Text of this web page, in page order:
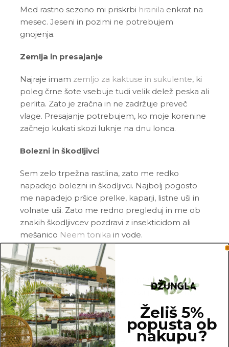
Med rastno sezono mi priskrbi hranila enkrat na
mesec. Jeseni in pozimi ne potrebujem
gnojenja.
Zemlja in presajanje
Najraje imam zemljo za kaktuse in sukulente, ki
poleg črne šote vsebuje tudi velik delež peska ali
perlita. Zato je zračna in ne zadržuje preveč
vlage. Presajanje potrebujem, ko moje korenine
začnejo kukati skozi luknje na dnu lonca.
Bolezni in škodljivci
Sem zelo trpežna rastlina, zato me redko
napadejo bolezni in škodljivci. Najbolj pogosto
me napadejo pršice prelke, kaparji, listne uši in
volnate uši. Zato me redno pregleduj in me ob
znakih škodljivcev pozdravi z insekticidom ali
mešanico Neem tonika in vode.
Pogoste težave
Gnitje:če si opazil_a gnitje mojih listov in/ali
korenin, si me po vsej verjetnosti prekomerno
zalil_a, ali pa me nisi zalival_a z namakanjem.
Prosim, da porežeš vse gnile korenine in liste ter
me premestiš v popolnoma svežo in zračno
zemljo. Od sedaj naprej me, prosim, zalivaj manj
Želiš 5%
popusta ob
nakupu?